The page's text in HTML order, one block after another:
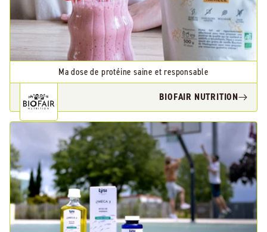
Ma dose de protéine saine et responsable
BIOFAIR NUTRITION